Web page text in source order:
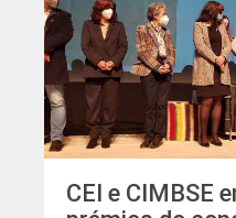
CEI e CIMBSE